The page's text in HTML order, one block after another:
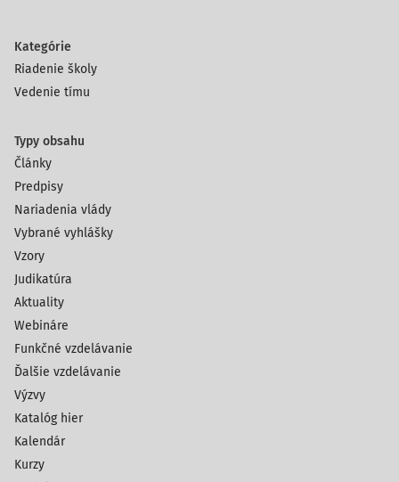
Kategórie
Riadenie školy
Vedenie tímu
Typy obsahu
Články
Predpisy
Nariadenia vlády
Vybrané vyhlášky
Vzory
Judikatúra
Aktuality
Webináre
Funkčné vzdelávanie
Ďalšie vzdelávanie
Výzvy
Katalóg hier
Kalendár
Kurzy